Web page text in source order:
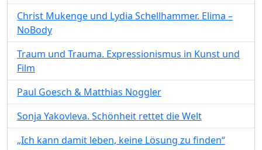
Christ Mukenge und Lydia Schellhammer. Elima –
NoBody
Traum und Trauma. Expressionismus in Kunst und
Film
Paul Goesch & Matthias Noggler
Sonja Yakovleva. Schönheit rettet die Welt
„Ich kann damit leben, keine Lösung zu finden“